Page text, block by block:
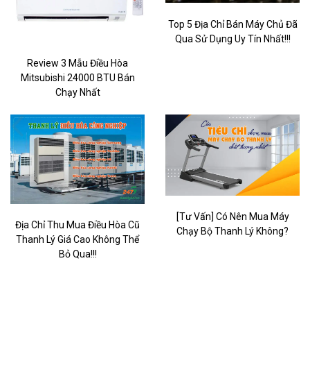
Review 3 Mẫu Điều Hòa
Mitsubishi 24000 BTU Bán
Chạy Nhất
Top 5 Địa Chỉ Bán Máy Chủ Đã
Qua Sử Dụng Uy Tín Nhất!!!
Địa Chỉ Thu Mua Điều Hòa Cũ
Thanh Lý Giá Cao Không Thể
Bỏ Qua!!!
[Tư Vấn] Có Nên Mua Máy
Chạy Bộ Thanh Lý Không?